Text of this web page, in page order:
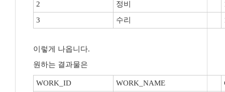
2
정비
3
수리
이렇게 나옵니다.
원하는 결과물은
WORK_ID WORK_NAME